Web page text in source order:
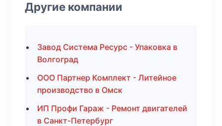
Другие компании
Завод Система Ресурс - Упаковка в
Волгоград
ООО Партнер Комплект - Литейное
производство в Омск
ИП Профи Гараж - Ремонт двигателей
в Санкт-Петербург